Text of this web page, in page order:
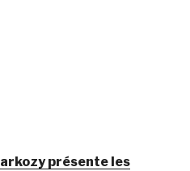
présente les